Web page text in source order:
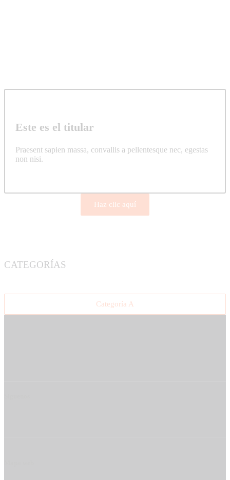
Este es el titular
Praesent sapien massa, convallis a pellentesque nec, egestas
non nisi.
Haz clic aquí
CATEGORÍAS
Categoría A